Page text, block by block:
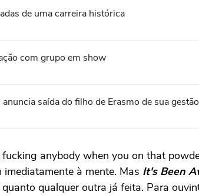
de uma carreira histórica
com grupo em show
saída do filho de Erasmo de sua gestão
anybody when you on that
imediatamente à mente. Mas It's Been
qualquer outra já feita. Para